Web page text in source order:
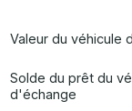
Valeur du véhicule
Solde du prêt du
d'échange